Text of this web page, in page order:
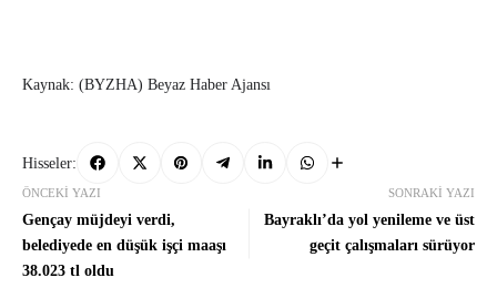
Kaynak: (BYZHA) Beyaz Haber Ajansı
Hisseler:
ÖNCEKI YAZI
Gençay müjdeyi verdi,
belediyede en düşük işçi maaşı
38.023 tl oldu
SONRAKI YAZI
Bayraklı’da yol yenileme ve üst
geçit çalışmaları sürüyor